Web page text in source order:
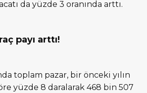
da yüzde 3 oranında arttı.
payı arttı!
toplam pazar, bir önceki yılın
yüzde 8 daralarak 468 bin 507